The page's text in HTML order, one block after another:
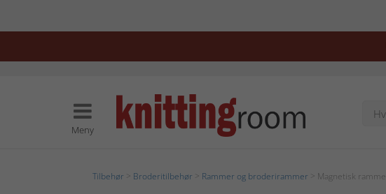
Meny
Tilbehør Broderitilbehør Rammer og broderirammer > Magnetisk ramme